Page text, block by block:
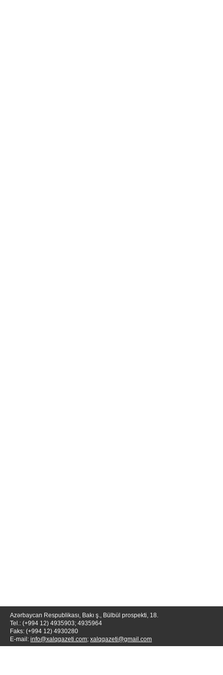
Azərbaycan Respublikası, Bakı ş., Bülbül prospekti, 18.
Tel.: (+994 12) 4935903; 4935964
Faks: (+994 12) 4930280
E-mail: info@xalqqazeti.com; xalqqazeti@gmail.com